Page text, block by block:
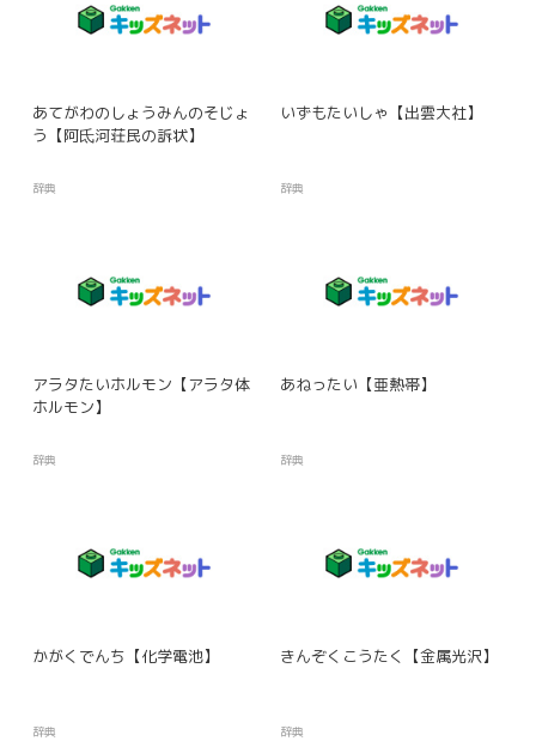
あてがわのしょうみんのそじょ
う【阿氐河荘民の訴状】
辞典
いずもたいしゃ【出雲大社】
辞典
アラタたいホルモン【アラタ体
ホルモン】
辞典
あねったい【亜熱帯】
辞典
かがくでんち【化学電池】
辞典
きんぞくこうたく【金属光沢】
辞典